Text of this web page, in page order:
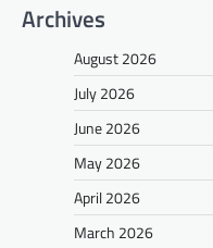
Archives
August 2026
July 2026
June 2026
May 2026
April 2026
March 2026